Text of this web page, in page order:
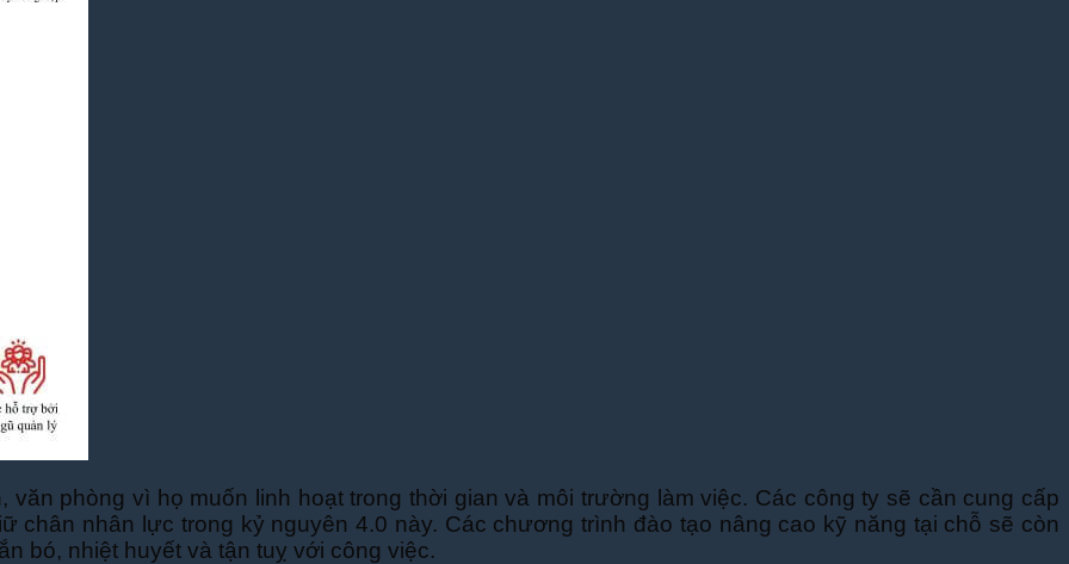
phòng vì họ muốn linh hoạt trong thời gian và môi trường làm việc. Các công ty sẽ cần cung cấp
chân nhân lực trong kỷ nguyên 4.0 này. Các chương trình đào tạo nâng cao kỹ năng tại chỗ sẽ còn
bó, nhiệt huyết và tận tuỵ với công việc.